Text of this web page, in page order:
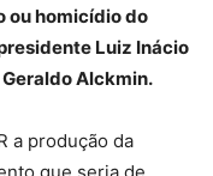
ou homicídio do
Luiz Inácio
Alckmin.
a produção da